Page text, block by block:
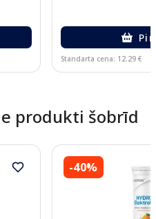
Standarta cena: 12.29 €
produkti šobrīd
-40%